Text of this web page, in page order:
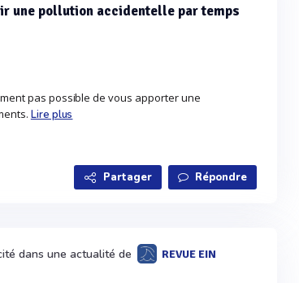
une pollution accidentelle par temps
pas possible de vous apporter une
Lire plus
Partager Répondre
dans une actualité de REVUE EIN